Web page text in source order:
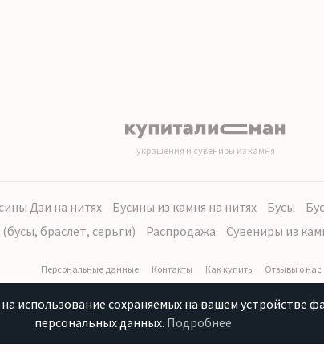
украшения и сувениры из камня
Дзи на нитях Бусины из камня на нитях Бусы
браслет, серьги)
Распродажа Сувениры из
Персональные данные Контакты Как купить Отзывы о нас
использование сохраняемых на вашем устройстве
персональных данных. Подробнее